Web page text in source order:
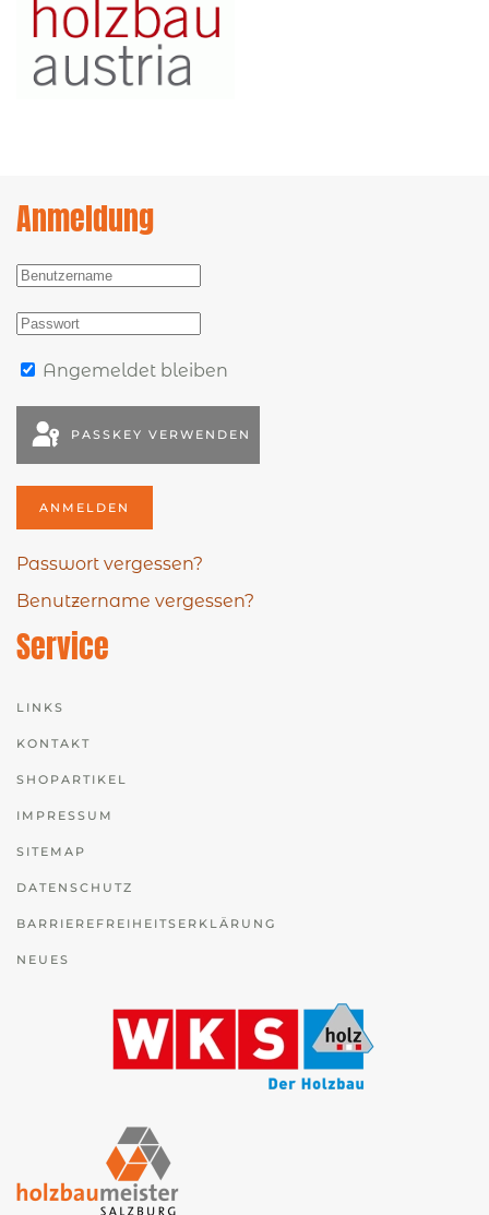
Anmeldung
Angemeldet bleiben
PASSKEY VERWENDEN
ANMELDEN
Passwort vergessen?
Benutzername vergessen?
Service
LINKS
KONTAKT
SHOPARTIKEL
IMPRESSUM
SITEMAP
DATENSCHUTZ
BARRIEREFREIHEITSERKLÄRUNG
NEUES